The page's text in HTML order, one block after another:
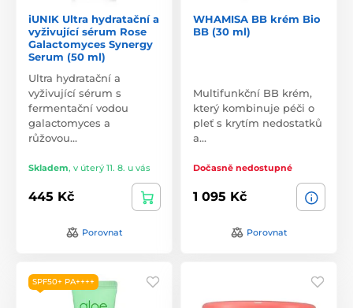
iUNIK Ultra hydratační a
vyživující sérum Rose
Galactomyces Synergy
Serum (50 ml)
Ultra hydratační a
vyživující sérum s
fermentační vodou
galactomyces a
růžovou…
Skladem, v úterý 11. 8. u vás
445 Kč
Porovnat
WHAMISA BB krém Bio
BB (30 ml)
Multifunkční BB krém,
který kombinuje péči o
pleť s krytím nedostatků
a…
Dočasně nedostupné
1 095 Kč
Porovnat
SPF50+ PA++++